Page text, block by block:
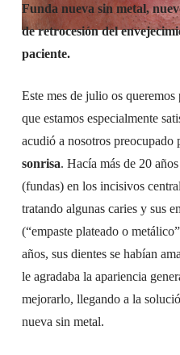
Funda nueva sin metal,
de retrocesión del
paciente.
Este mes de julio os queremos
que estamos especialmente
acudió a nosotros preocupado
sonrisa. Hacía más de 20
(fundas) en los incisivos
tratando algunas caries y sus
(“empaste plateado o
años, sus dientes se habían
le agradaba la apariencia
mejorarlo, llegando a la
nueva sin metal.